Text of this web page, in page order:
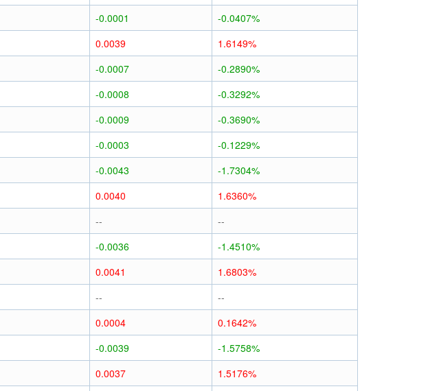
-0.0001
-0.0407%
0.0039
1.6149%
-0.0007
-0.2890%
-0.0008
-0.3292%
-0.0009
-0.3690%
-0.0003
-0.1229%
-0.0043
-1.7304%
0.0040
1.6360%
--
--
-0.0036
-1.4510%
0.0041
1.6803%
--
--
0.0004
0.1642%
-0.0039
-1.5758%
0.0037
1.5176%